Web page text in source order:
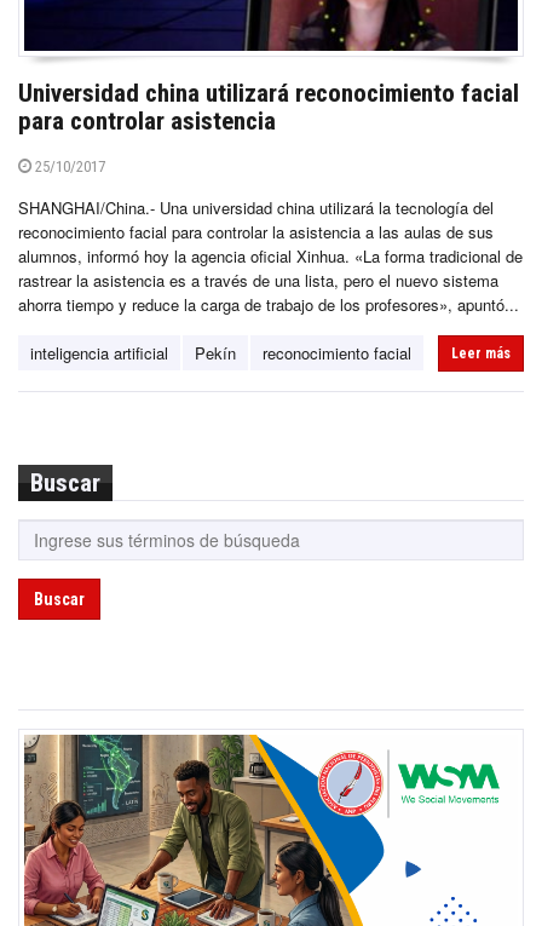
Universidad china utilizará reconocimiento facial
para controlar asistencia
25/10/2017
SHANGHAI/China.- Una universidad china utilizará la tecnología del
reconocimiento facial para controlar la asistencia a las aulas de sus
alumnos, informó hoy la agencia oficial Xinhua. «La forma tradicional de
rastrear la asistencia es a través de una lista, pero el nuevo sistema
ahorra tiempo y reduce la carga de trabajo de los profesores», apuntó...
inteligencia artificial Pekín reconocimiento facial Leer más
Buscar
Buscar